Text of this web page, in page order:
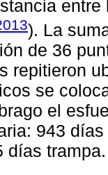
). La
de 36
repitieron
se
el
943
días trampa.